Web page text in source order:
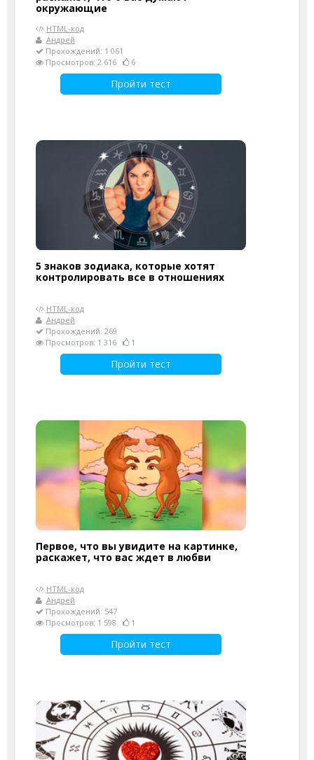
окружающие
HTML-код
Андрей
Прохождений: 1 061
Просмотров: 2 616
6
Пройти тест
5 знаков зодиака, которые хотят
контролировать все в отношениях
HTML-код
Андрей
Прохождений: 269
Просмотров: 1 316
1
Пройти тест
Первое, что вы увидите на картинке,
раскажет, что вас ждет в любви
HTML-код
Андрей
Прохождений: 547
Просмотров: 1 598
1
Пройти тест